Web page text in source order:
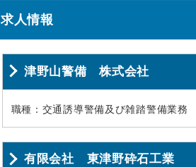
求人情報
津野山警備 株式会社
職種：交通誘導警備及び雑踏警備業務
有限会社 東津野砕石工業